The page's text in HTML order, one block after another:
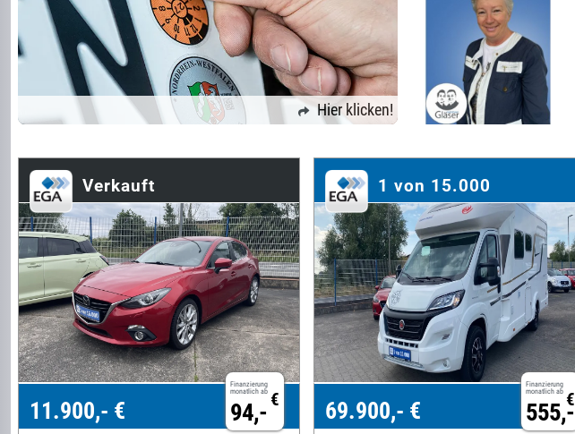
Hier klicken!
Verkauft
Finanzierung
monatlich ab €
94,-
11.900,- €
1 von 15.000
Finanzierung
monatlich ab €
555,-
69.900,- €